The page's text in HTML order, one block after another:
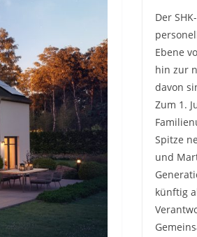
Der
Ebene
hin zur
davon
Zum 1.
Spitze
und
künftig